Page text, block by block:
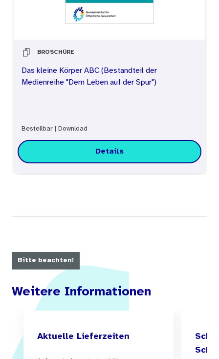
BROSCHÜRE
Das kleine Körper ABC (Bestandteil der
Medienreihe "Dem Leben auf der Spur")
Bestellbar Download
Details
Bitte beachten!
Weitere Informationen
Aktuelle Lieferzeiten